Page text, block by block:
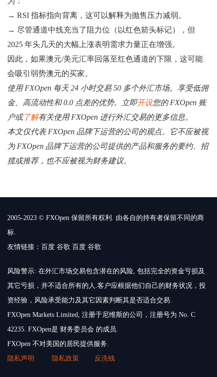
→ RSI 指标指向背离，这可以解释为抛售压力减弱。
→ 尽管通道中线充当了阻力位（以红色箭头标记），但
2025 年头几天的大幅上涨表明需求力量正在增强。
因此，如果澳元/美元汇率回落至红色通道的下限，这可能
会吸引弱势澳元的买家。
使用 FXOpen 每天 24 小时交易 50 多个外汇市场。享受低佣
金、高流动性和 0.0 点差的优势。立即开设您的 FXOpen 账
户或了解有关使用 FXOpen 进行外汇交易的更多信息。
本文仅代表 FXOpen 品牌下运营的公司的观点。它不应被视
为 FXOpen 品牌下运营的公司提供的产品和服务的要约、招
揽或推荐，也不应被视为财务建议。
2005-2023 © FXOpen 保留所有权利. 由各自的持有者保留不同的商
标.
友情链接： 百度 谷歌 百度 谷歌
风险警示: 在外汇市场交易包含潜在的风险, 包括完全的资金亏损及
其它亏损，并不适合所有的人.客户应根据他们自己的财务状况，投
资经验，风险承受能力及其它因素判断其是否适合交易.
FXOpen Markets Limited, 注册于尼维斯的公司，注册号为 No. C
42235. FXOpen是 财务委员会 的成员.
FXOpen 不对美国的居民提供服务.
隐私声明
隐私政策 反洗钱